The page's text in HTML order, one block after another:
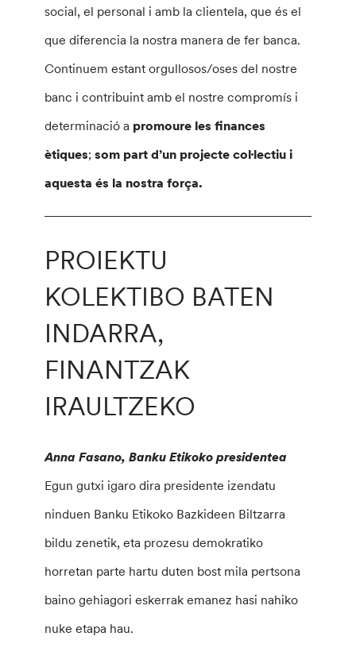
social, el personal i amb la clientela, que és el
que diferencia la nostra manera de fer banca.
Continuem estant orgullosos/oses del nostre
banc i contribuint amb el nostre compromís i
determinació a promoure les finances
ètiques;som part d’un projecte coŀlectiu i
aquesta és la nostra força.
PROIEKTU
KOLEKTIBO BATEN
INDARRA,
FINANTZAK
IRAULTZEKO
Anna Fasano, Banku Etikoko presidentea
Egun gutxi igaro dira presidente izendatu
ninduen Banku Etikoko Bazkideen Biltzarra
bildu zenetik, eta prozesu demokratiko
horretan parte hartu duten bost mila pertsona
baino gehiagori eskerrak emanez hasi nahiko
nuke etapa hau.